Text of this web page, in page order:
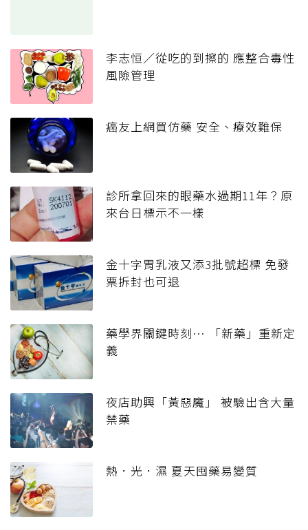
李志恒／從吃的到擦的 應整合毒性
風險管理
癌友上網買仿藥 安全、療效難保
診所拿回來的眼藥水過期11年？原
來台日標示不一樣
金十字胃乳液又添3批號超標 免發
票拆封也可退
藥學界關鍵時刻… 「新藥」重新定
義
夜店助興「黃惡魔」 被驗出含大量
禁藥
熱．光．濕 夏天囤藥易變質